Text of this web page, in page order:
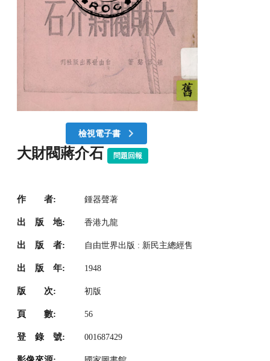
檢視電子書
大財閥蔣介石 問題回報
作 者: 鍾器聲著
出 版 地: 香港九龍
出 版 者: 自由世界出版 : 新民主總經售
出 版 年: 1948
版 次: 初版
頁 數: 56
登 錄 號: 001687429